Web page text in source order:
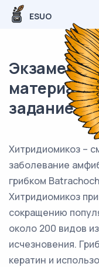
ESUO
материал
задание
Хитридиомикоз –
заболевание
грибком
Хитридиомикоз
сокращению
около 200 видов
исчезновения.
кератин и